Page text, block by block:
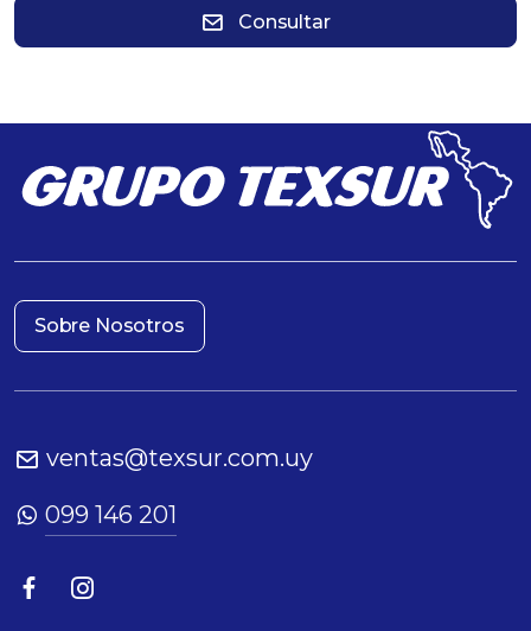
Consultar
Sobre Nosotros
ventas@texsur.com.uy
099 146 201